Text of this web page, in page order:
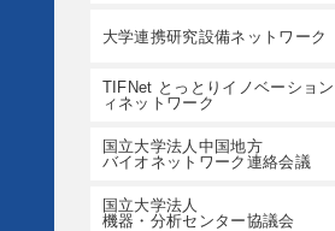
大学連携研究設備ネットワーク
TIFNet とっとりイノベーショ
ィネットワーク
国立大学法人中国地方
バイオネットワーク連絡会議
国立大学法人
機器・分析センター協議会